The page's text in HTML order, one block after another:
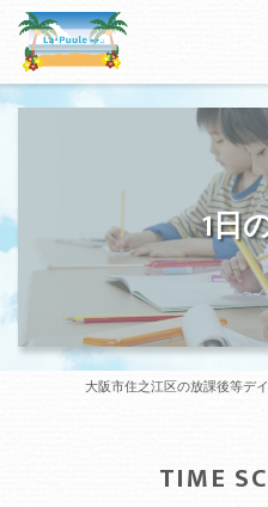
1日
大阪市住之江区の放課後等デ
TIME